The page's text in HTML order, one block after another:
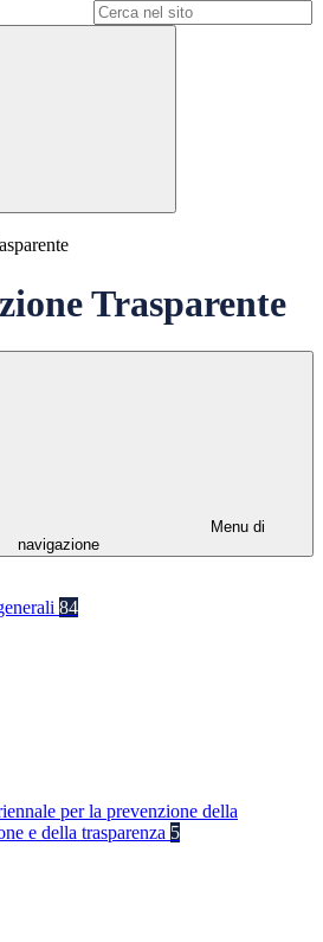
Trasparente
Menu di
navigazione
84
per la prevenzione della
e della trasparenza 5